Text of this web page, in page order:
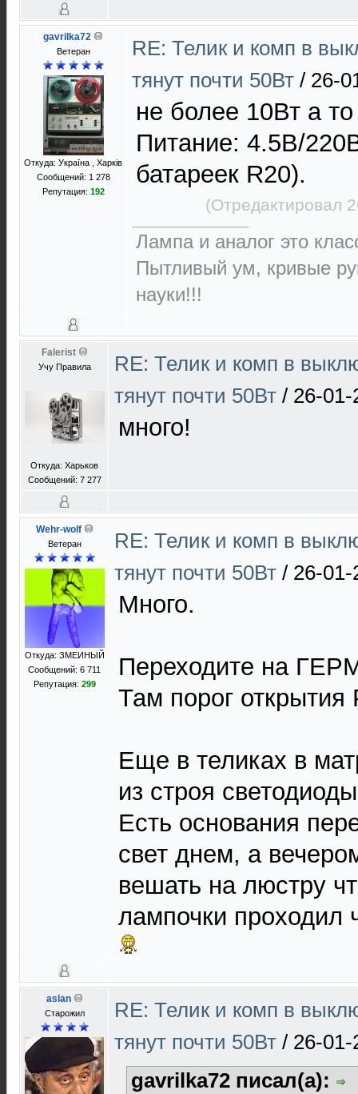
gavrilka72
Ветеран
Откуда: Україна , Харків
Сообщений: 1 278
Репутация: 192
RE: Телик и комп в
тянут почти 50Вт / 26-
не более 10Вт а
Питание: 4.5В/
батареек R20).
(Отредактировал
Лампа и аналог это
Пытливый ум, кривые
науки!!!
Falerist
Учу Правила
Откуда: Харьков
Сообщений: 7 277
RE: Телик и комп в
тянут почти 50Вт / 26-01-
много!
Wehr-wolf
Ветеран
Откуда: ЗМЕИНЫЙ
Сообщений: 6 711
Репутация: 299
RE: Телик и комп в
тянут почти 50Вт / 26-01-
Много.
Переходите на
Там порог
Еще в теликах в
из строя
Есть основания
свет днем, а
вешать на люстру
лампочки проходил
aslan
Старожил
RE: Телик и комп в
тянут почти 50Вт / 26-01-
gavrilka72 писал(а):